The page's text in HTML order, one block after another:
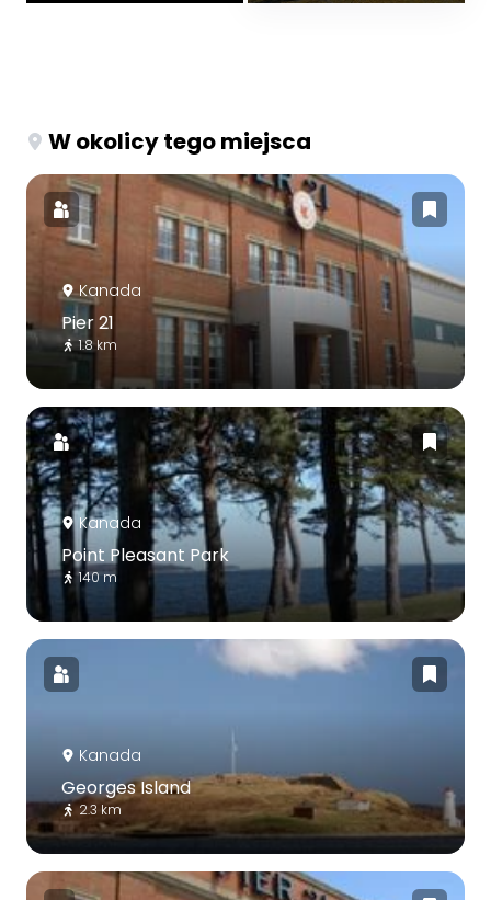
W okolicy tego miejsca
Kanada
Pier 21
1.8 km
Kanada
Point Pleasant Park
140 m
Kanada
Georges Island
2.3 km